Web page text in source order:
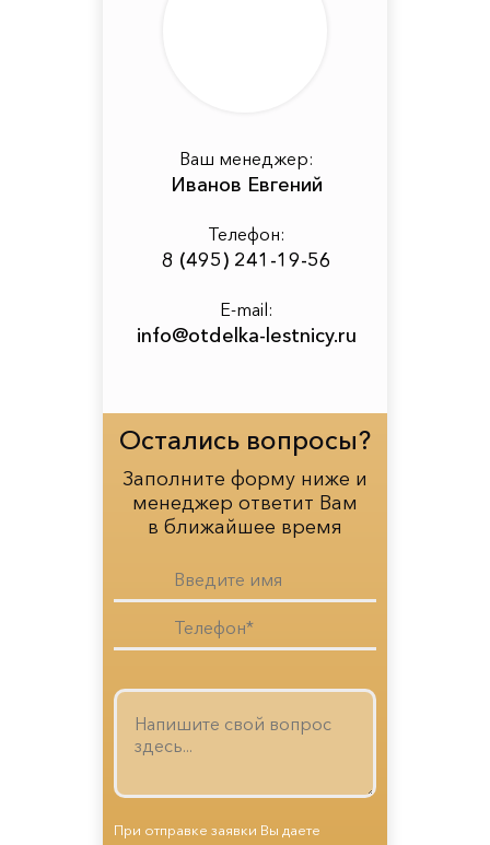
Ваш менеджер:
Иванов Евгений
Телефон:
8 (495) 241-19-56
E-mail:
info@otdelka-lestnicy.ru
Остались вопросы?
Заполните форму ниже и
менеджер ответит Вам
в ближайшее время
При отправке заявки Вы даете